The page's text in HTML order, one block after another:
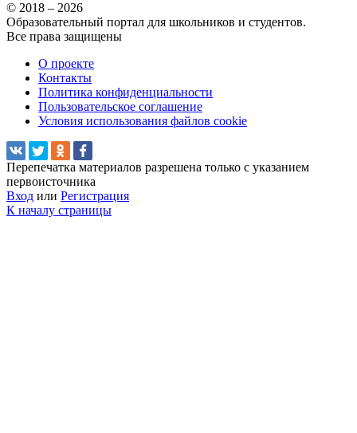
© 2018 – 2026
Образовательный портал для школьников и студентов.
Все права защищены
О проекте
Контакты
Политика конфиденциальности
Пользовательское соглашение
Условия использования файлов cookie
Перепечатка материалов разрешена только с указанием
первоисточника
Вход или Регистрация
К началу страницы